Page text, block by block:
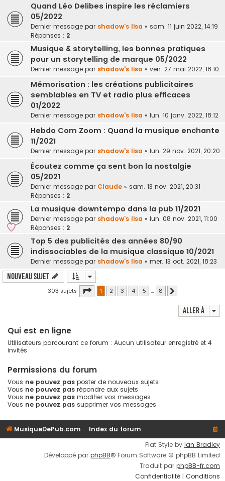
Quand Léo Delibes inspire les réclamiers
05/2022
Dernier message par shadow's lisa « sam. 11 juin 2022, 14:19
Réponses : 2
Musique & storytelling, les bonnes pratiques
pour un storytelling de marque 05/2022
Dernier message par shadow's lisa « ven. 27 mai 2022, 18:10
Mémorisation : les créations publicitaires
semblables en TV et radio plus efficaces
01/2022
Dernier message par shadow's lisa « lun. 10 janv. 2022, 18:12
Hebdo Com Zoom : Quand la musique enchante
11/2021
Dernier message par shadow's lisa « lun. 29 nov. 2021, 20:20
Écoutez comme ça sent bon la nostalgie
05/2021
Dernier message par Claude « sam. 13 nov. 2021, 20:31
Réponses : 2
La musique downtempo dans la pub 11/2021
Dernier message par shadow's lisa « lun. 08 nov. 2021, 11:00
Réponses : 2
Top 5 des publicités des années 80/90
indissociables de la musique classique 10/2021
Dernier message par shadow's lisa « mer. 13 oct. 2021, 18:23
Nouveau sujet
303 sujets Page 1sur8
1 2 3 4 5 … 8
Aller à
Qui est en ligne
Utilisateurs parcourant ce forum : Aucun utilisateur enregistré et 4
invités
Permissions du forum
Vous ne pouvez pas poster de nouveaux sujets
Vous ne pouvez pas répondre aux sujets
Vous ne pouvez pas modifier vos messages
Vous ne pouvez pas supprimer vos messages
MusiqueDePub.com
Index du forum
Flat Style by Ian Bradley
Développé par phpBB® Forum Software © phpBB Limited
Traduit par phpBB-fr.com
Confidentialité | Conditions